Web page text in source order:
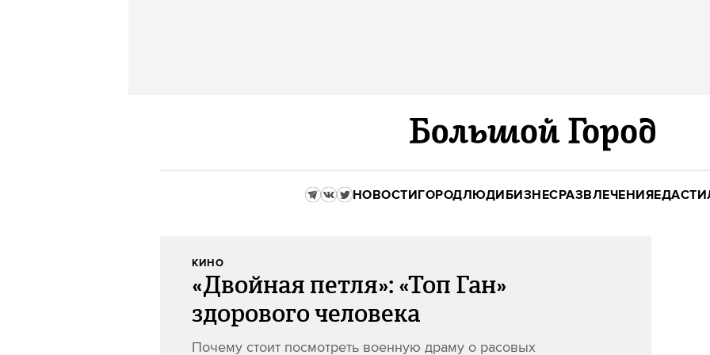
НОВОСТИГОРОДЛЮДИБИЗНЕСРАЗВЛЕЧЕНИЯЕДА
КИНО
«Двойная петля»: «Топ Ган»
здорового человека
Почему стоит посмотреть военную драму о расовых